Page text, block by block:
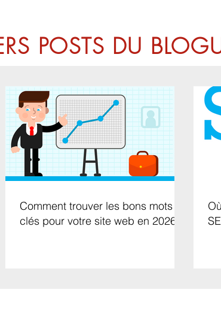
POSTS DU
Comment trouver les bons mots
clés pour votre site web en 2026